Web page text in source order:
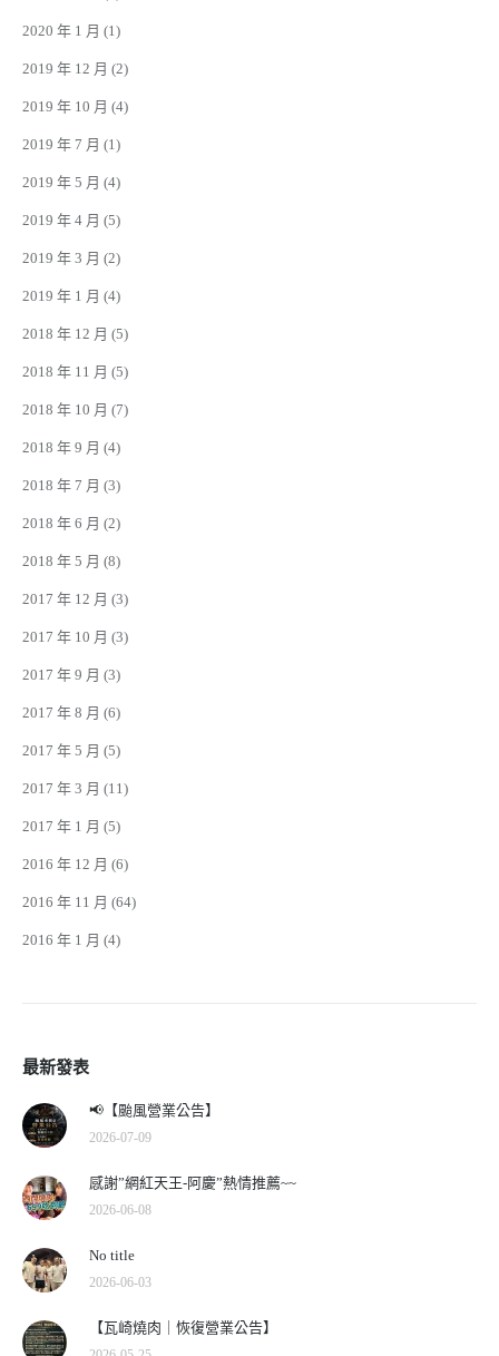
2020 年 1 月 (1)
2019 年 12 月 (2)
2019 年 10 月 (4)
2019 年 7 月 (1)
2019 年 5 月 (4)
2019 年 4 月 (5)
2019 年 3 月 (2)
2019 年 1 月 (4)
2018 年 12 月 (5)
2018 年 11 月 (5)
2018 年 10 月 (7)
2018 年 9 月 (4)
2018 年 7 月 (3)
2018 年 6 月 (2)
2018 年 5 月 (8)
2017 年 12 月 (3)
2017 年 10 月 (3)
2017 年 9 月 (3)
2017 年 8 月 (6)
2017 年 5 月 (5)
2017 年 3 月 (11)
2017 年 1 月 (5)
2016 年 12 月 (6)
2016 年 11 月 (64)
2016 年 1 月 (4)
最新發表
📢【颱風營業公告】
2026-07-09
感謝”網紅天王-阿慶”熱情推薦~~
2026-06-08
No title
2026-06-03
【瓦崎燒肉｜恢復營業公告】